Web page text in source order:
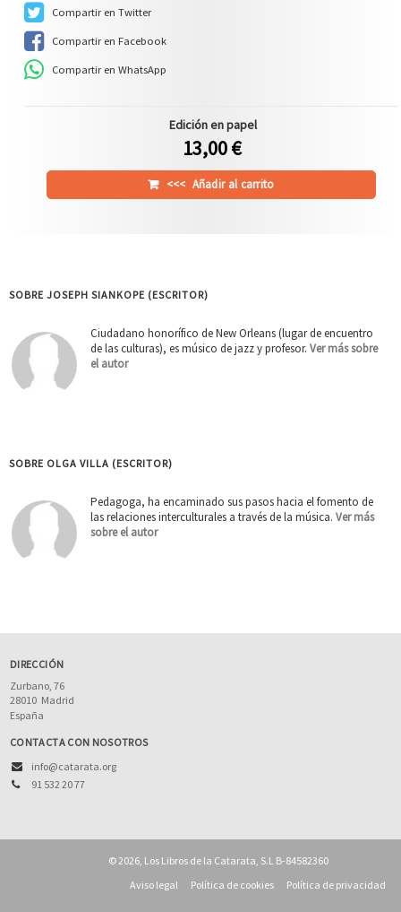
Compartir en Twitter
Compartir en Facebook
Compartir en WhatsApp
Edición en papel
13,00 €
<<< Añadir al carrito
SOBRE JOSEPH SIANKOPE (ESCRITOR)
Ciudadano honorífico de New Orleans (lugar de encuentro
de las culturas), es músico de jazz y profesor. Ver más sobre
el autor
SOBRE OLGA VILLA (ESCRITOR)
Pedagoga, ha encaminado sus pasos hacia el fomento de
las relaciones interculturales a través de la música. Ver más
sobre el autor
DIRECCIÓN
Zurbano, 76
28010 Madrid
España
CONTACTA CON NOSOTROS
info@catarata.org
91 532 20 77
© 2026, Los Libros de la Catarata, S.L B-84582360
Aviso legal
Política de cookies Política de privacidad